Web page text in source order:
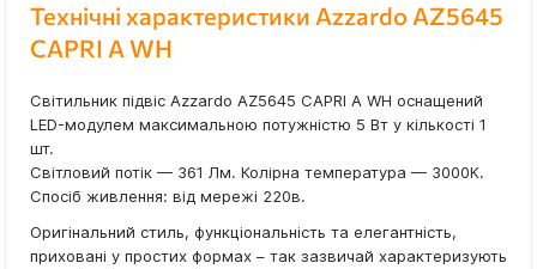
Технічні характеристики Azzardo AZ5645
CAPRI A WH
Світильник підвіс Azzardo AZ5645 CAPRI A WH оснащений
LED-модулем максимальною потужністю 5 Вт у кількості 1
шт.
Світловий потік — 361 Лм. Колірна температура — 3000К.
Спосіб живлення: від мережі 220в.
Оригінальний стиль, функціональність та елегантність,
приховані у простих формах – так зазвичай характеризують